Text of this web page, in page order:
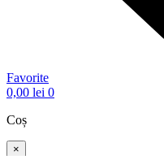
Favorite
0,00 lei 0
Coș
×